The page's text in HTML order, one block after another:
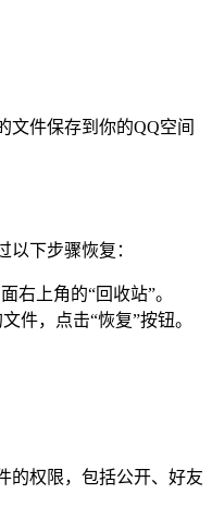
文件保存到你的QQ空间
下步骤恢复：
右上角的“回收站”。
件，点击“恢复”按钮。
的权限，包括公开、好友